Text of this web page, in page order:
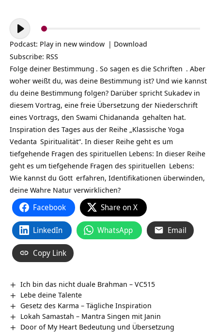
Audio-
Player
Podcast: Play in new window | Download
Subscribe: RSS
Folge deiner Bestimmung . So sagen es die Schriften . Aber
woher weißt du, was deine Bestimmung ist? Und wie kannst
du deine Bestimmung folgen? Darüber spricht Sukadev in
diesem Vortrag, eine freie Übersetzung der Niederschrift
eines Vortrags, den Swami Chidananda gehalten hat.
Inspiration des Tages aus der Reihe „Klassische Yoga
Vedanta Spiritualität“. In dieser Reihe geht es um
tiefgehende Fragen des spirituellen Lebens: In dieser Reihe
geht es um tiefgehende Fragen des spirituellen Lebens:
Wie kannst du Gott erfahren, Identifikationen überwinden,
deine Wahre Natur verwirklichen?
Facebook Share on X
LinkedIn WhatsApp Email
Copy Link
Ich bin das nicht duale Brahman – VC515
Lebe deine Talente
Gesetz des Karma – Tägliche Inspiration
Lokah Samastah – Mantra Singen mit Janin
Door of My Heart Bedeutung und Übersetzung